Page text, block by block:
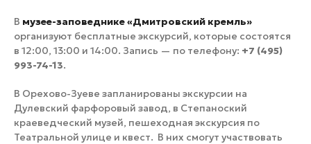
В музее-заповеднике «Дмитровский кремль»
организуют бесплатные экскурсий, которые состоятся
в 12:00, 13:00 и 14:00. Запись — по телефону: +7 (495)
993-74-13.
В Орехово-Зуеве запланированы экскурсии на
Дулевский фарфоровый завод, в Степаноский
краеведческий музей, пешеходная экскурсия по
Театральной улице и квест. В них смогут участвовать